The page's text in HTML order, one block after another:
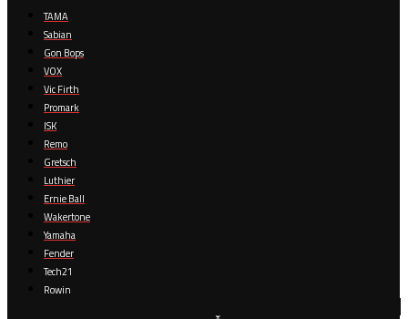
TAMA
Sabian
Gon Bops
VOX
Vic Firth
Promark
ISK
Remo
Gretsch
Luthier
Ernie Ball
Wakertone
Yamaha
Fender
Tech21
Rowin